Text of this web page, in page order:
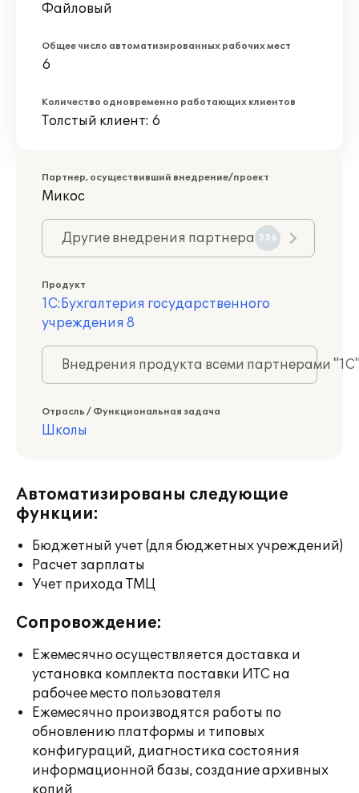
Файловый
Общее число автоматизированных рабочих мест
6
Количество одновременно работающих клиентов
Толстый клиент: 6
Партнер, осуществивший внедрение/проект
Микос
Другие внедрения партнера 336
Продукт
1С:Бухгалтерия государственного
учреждения 8
Внедрения продукта всеми партнерами
Отрасль / Функциональная задача
Школы
Автоматизированы следующие
функции:
Бюджетный учет (для бюджетных учреждений)
Расчет зарплаты
Учет прихода ТМЦ
Сопровождение:
Ежемесячно осуществляется доставка и
установка комплекта поставки ИТС на
рабочее место пользователя
Ежемесячно производятся работы по
обновлению платформы и типовых
конфигураций, диагностика состояния
информационной базы, создание архивных
копий